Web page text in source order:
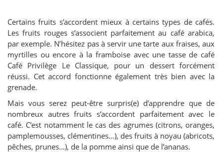
Certains fruits s’accordent mieux à certains types de cafés.
Les fruits rouges s’associent parfaitement au café arabica,
par exemple. N’hésitez pas à servir une tarte aux fraises, aux
myrtilles ou encore à la framboise avec une tasse de café
Café Privilège Le Classique, pour un dessert forcément
réussi. Cet accord fonctionne également très bien avec la
grenade.
Mais vous serez peut-être surpris(e) d’apprendre que de
nombreux autres fruits s’accordent parfaitement avec le
café. C’est notamment le cas des agrumes (citrons, oranges,
pamplemousses, clémentines…), des fruits à noyau (abricots,
pêches, prunes…), de la pomme ainsi que de l’ananas.